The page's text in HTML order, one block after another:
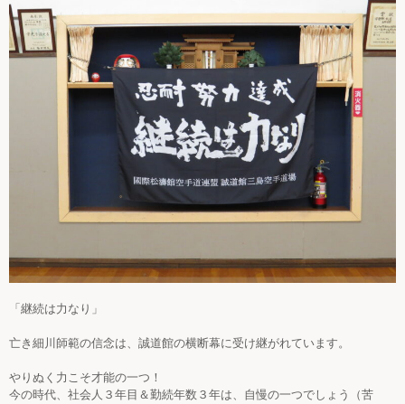
「継続は力なり」
亡き細川師範の信念は、誠道館の横断幕に受け継がれています。
やりぬく力こそ才能の一つ！
今の時代、社会人３年目＆勤続年数３年は、自慢の一つでしょう（苦